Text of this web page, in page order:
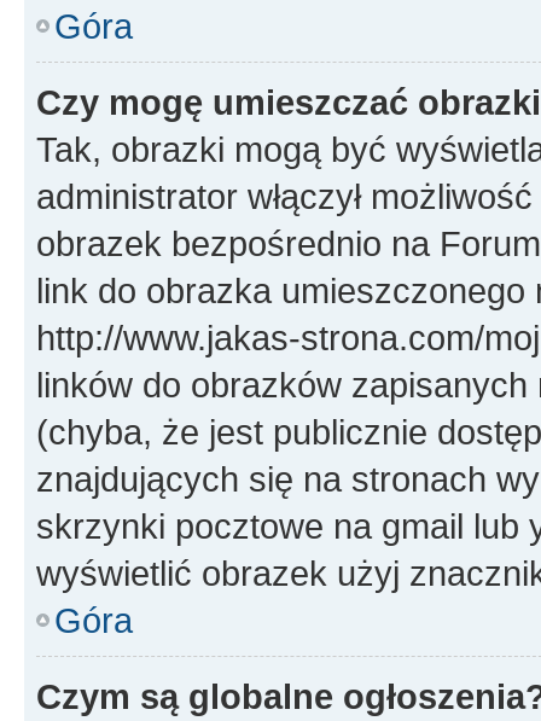
Góra
Czy mogę umieszczać
Tak, obrazki mogą być
administrator włączył
obrazek bezpośrednio na
link do obrazka
http://www.jakas-strona.com/
linków do obrazków
(chyba, że jest publicznie
znajdujących się na stronach
skrzynki pocztowe na gmail lub
wyświetlić obrazek użyj
Góra
Czym są globalne